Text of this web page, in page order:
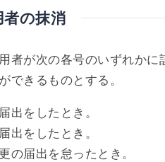
の抹消
者が次の各号のいずれか
できるものとする。
出をしたとき。
出をしたとき。
の届出を怠ったとき。